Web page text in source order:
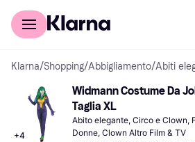
Per il tuo shopping
Klarna/Shopping/Abbigliamento/Abiti
+4
Widmann Costume Da
Taglia XL
Abito elegante, Circo e Clown,
Donne, Clown Altro Film & TV